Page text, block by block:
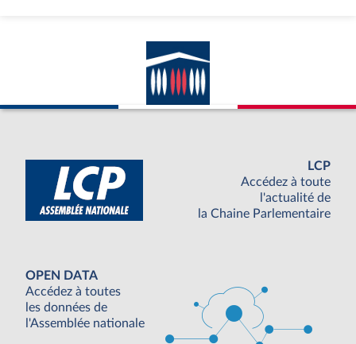
LCP
Accédez à toute
l'actualité de
la Chaine Parlementaire
OPEN DATA
Accédez à toutes
les données de
l'Assemblée nationale